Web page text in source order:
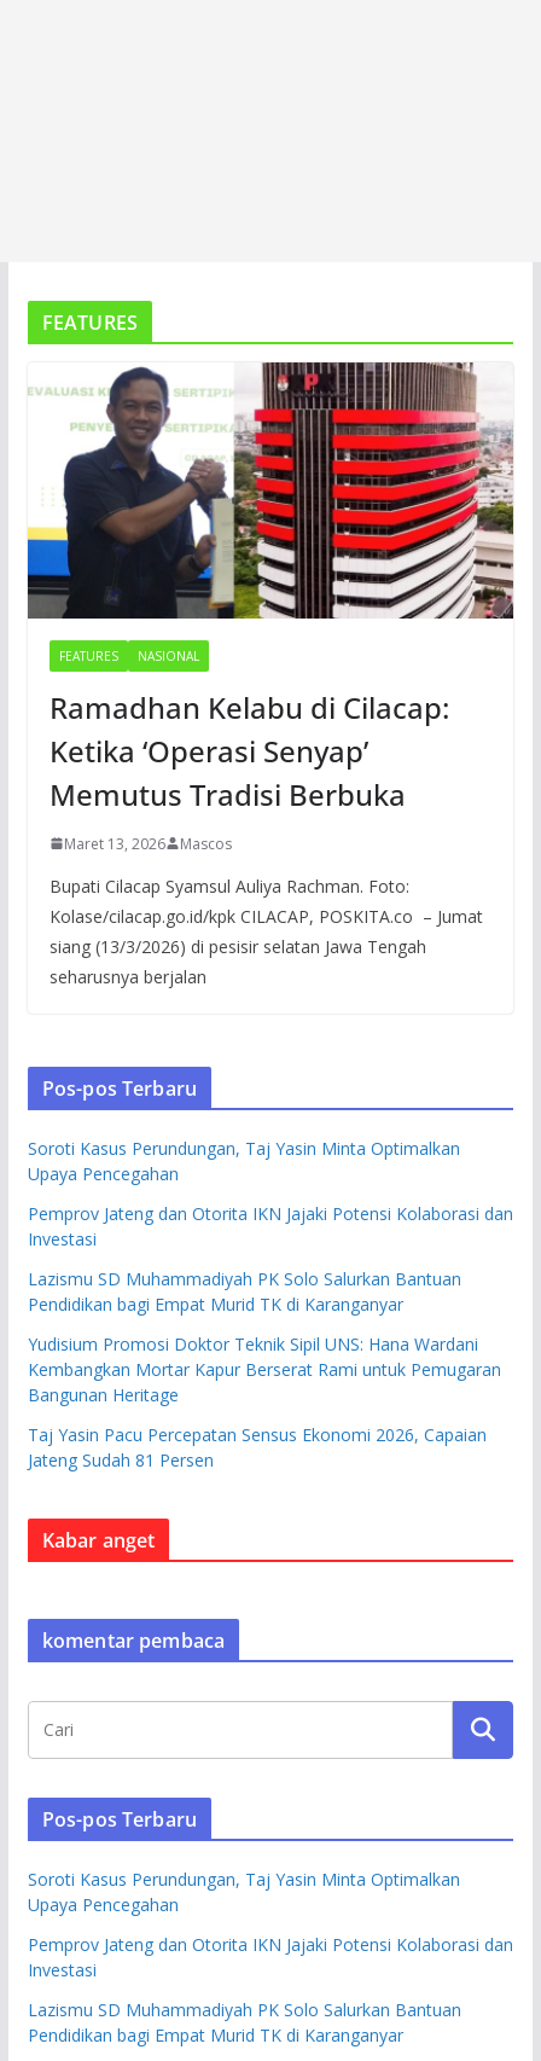
FEATURES
FEATURES NASIONAL
Ramadhan Kelabu di Cilacap:
Ketika ‘Operasi Senyap’
Memutus Tradisi Berbuka
Maret 13, 2026 Mascos
Bupati Cilacap Syamsul Auliya Rachman. Foto:
Kolase/cilacap.go.id/kpk CILACAP, POSKITA.co – Jumat
siang (13/3/2026) di pesisir selatan Jawa Tengah
seharusnya berjalan
Pos-pos Terbaru
Soroti Kasus Perundungan, Taj Yasin Minta Optimalkan
Upaya Pencegahan
Pemprov Jateng dan Otorita IKN Jajaki Potensi Kolaborasi dan
Investasi
Lazismu SD Muhammadiyah PK Solo Salurkan Bantuan
Pendidikan bagi Empat Murid TK di Karanganyar
Yudisium Promosi Doktor Teknik Sipil UNS: Hana Wardani
Kembangkan Mortar Kapur Berserat Rami untuk Pemugaran
Bangunan Heritage
Taj Yasin Pacu Percepatan Sensus Ekonomi 2026, Capaian
Jateng Sudah 81 Persen
Kabar anget
komentar pembaca
Pos-pos Terbaru
Soroti Kasus Perundungan, Taj Yasin Minta Optimalkan
Upaya Pencegahan
Pemprov Jateng dan Otorita IKN Jajaki Potensi Kolaborasi dan
Investasi
Lazismu SD Muhammadiyah PK Solo Salurkan Bantuan
Pendidikan bagi Empat Murid TK di Karanganyar